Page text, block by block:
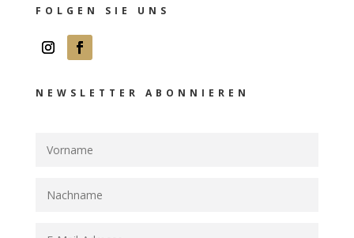
FOLGEN SIE UNS
NEWSLETTER ABONNIEREN